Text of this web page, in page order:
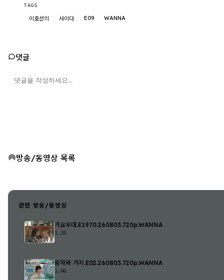
TAGS
이호선의 사이다 E09 WANNA
댓글
방송/동영상 목록
관련 방송/동영상
가요무대.E1970.260803.720p.WANNA
1.2G
왕자와 거지.E02.260803.720p.WANNA
1.6G